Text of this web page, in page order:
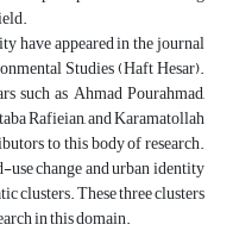
have appeared in the journal
Studies (Haft Hesar).
such as Ahmad Pourahmad,
Rafieian, and Karamatollah
to this body of research.
change and urban identity
clusters. These three clusters
in this domain.